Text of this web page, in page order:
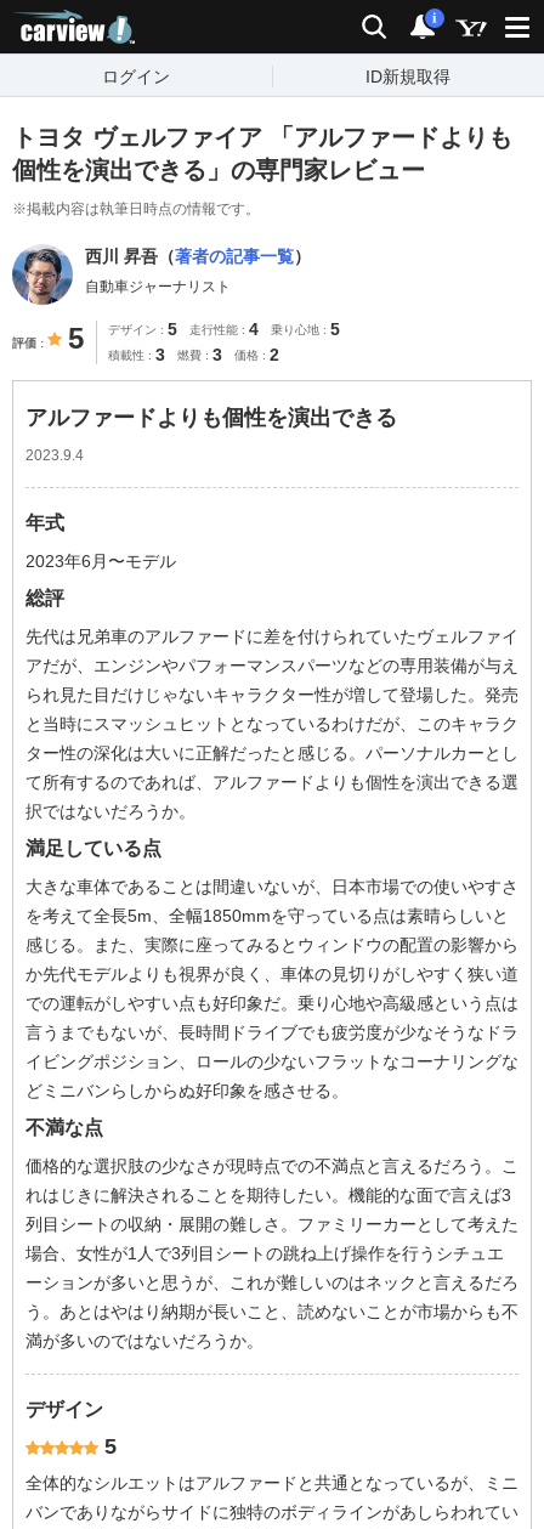
検索 通知
i
ログイン ID新規取得
トヨタ ヴェルファイア 「アルファードよりも
個性を演出できる」の専門家レビュー
※掲載内容は執筆日時点の情報です。
西川 昇吾（著者の記事一覧）
自動車ジャーナリスト
評価 5 デザイン 5 走行性能 4 乗り心地 5
積載性 3 燃費 3 価格 2
アルファードよりも個性を演出できる
2023.9.4
年式
2023年6月〜モデル
総評
先代は兄弟車のアルファードに差を付けられていたヴェルファイ
アだが、エンジンやパフォーマンスパーツなどの専用装備が与え
られ見た目だけじゃないキャラクター性が増して登場した。発売
と当時にスマッシュヒットとなっているわけだが、このキャラク
ター性の深化は大いに正解だったと感じる。パーソナルカーとし
て所有するのであれば、アルファードよりも個性を演出できる選
択ではないだろうか。
満足している点
大きな車体であることは間違いないが、日本市場での使いやすさ
を考えて全長5m、全幅1850mmを守っている点は素晴らしいと
感じる。また、実際に座ってみるとウィンドウの配置の影響から
か先代モデルよりも視界が良く、車体の見切りがしやすく狭い道
での運転がしやすい点も好印象だ。乗り心地や高級感という点は
言うまでもないが、長時間ドライブでも疲労度が少なそうなドラ
イビングポジション、ロールの少ないフラットなコーナリングな
どミニバンらしからぬ好印象を感させる。
不満な点
価格的な選択肢の少なさが現時点での不満点と言えるだろう。こ
れはじきに解決されることを期待したい。機能的な面で言えば3
列目シートの収納・展開の難しさ。ファミリーカーとして考えた
場合、女性が1人で3列目シートの跳ね上げ操作を行うシチュエ
ーションが多いと思うが、これが難しいのはネックと言えるだろ
う。あとはやはり納期が長いこと、読めないことが市場からも不
満が多いのではないだろうか。
デザイン
5
全体的なシルエットはアルファードと共通となっているが、ミニ
バンでありながらサイドに独特のボディラインがあしらわれてい